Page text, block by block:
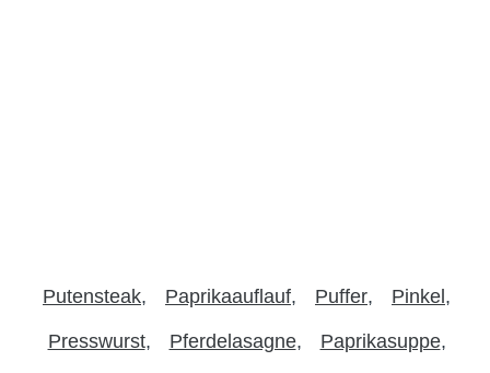
Putensteak Paprikaauflauf Puffer Pinkel
Presswurst Pferdelasagne Paprikasuppe